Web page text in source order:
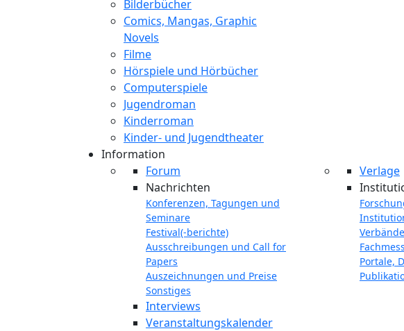
Bilderbücher
Comics, Mangas, Graphic
Novels
Filme
Hörspiele und Hörbücher
Computerspiele
Jugendroman
Kinderroman
Kinder- und Jugendtheater
Information
Forum
Nachrichten
Konferenzen, Tagungen und
Seminare
Festival(-berichte)
Ausschreibungen und Call for
Papers
Auszeichnungen und Preise
Sonstiges
Interviews
Veranstaltungskalender
Verlage
Verbände
Portale,